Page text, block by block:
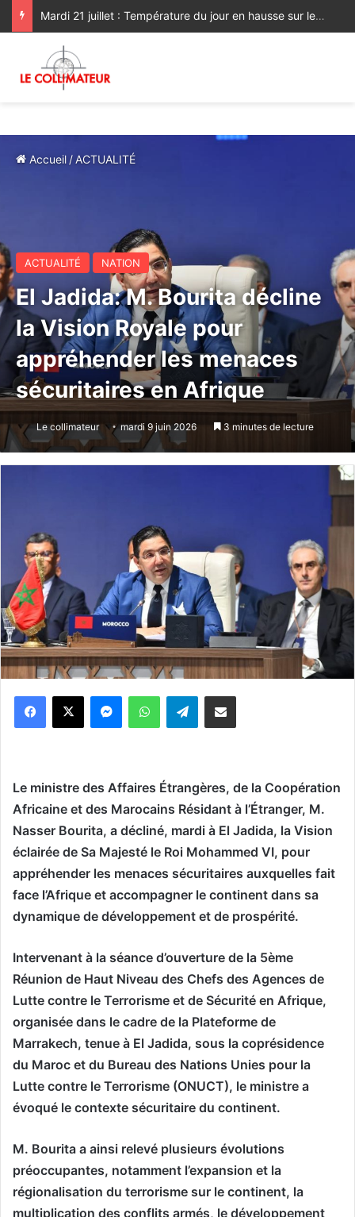
Dans un message à SM le Roi, le Président roumain appuie le Plan d’autonomie sous souveraineté marocaine
Accueil / ACTUALITÉ
ACTUALITÉ NATION
El Jadida: M. Bourita décline
la Vision Royale pour
appréhender les menaces
sécuritaires en Afrique
Le collimateur mardi 9 juin 2026 3 minutes de lecture
WhatsApp Telegram
Le ministre des Affaires Étrangères, de la Coopération
Africaine et des Marocains Résidant à l’Étranger, M.
Nasser Bourita, a décliné, mardi à El Jadida, la Vision
éclairée de Sa Majesté le Roi Mohammed VI, pour
appréhender les menaces sécuritaires auxquelles fait
face l’Afrique et accompagner le continent dans sa
dynamique de développement et de prospérité.
Intervenant à la séance d’ouverture de la 5ème
Réunion de Haut Niveau des Chefs des Agences de
Lutte contre le Terrorisme et de Sécurité en Afrique,
organisée dans le cadre de la Plateforme de
Marrakech, tenue à El Jadida, sous la coprésidence
du Maroc et du Bureau des Nations Unies pour la
Lutte contre le Terrorisme (ONUCT), le ministre a
évoqué le contexte sécuritaire du continent.
M. Bourita a ainsi relevé plusieurs évolutions
préoccupantes, notamment l’expansion et la
régionalisation du terrorisme sur le continent, la
multiplication des conflits armés, le développement